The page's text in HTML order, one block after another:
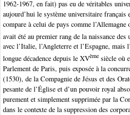
1962-1967, en fait) pas eu de véritables
aujourd’hui le système universitaire français
compare à celui de pays comme l’Allemagne
avait été au premier rang de la naissance
avec l’Italie, l’Angleterre et l’Espagne,
longue décadence depuis le XVème siècle où
Parlement de Paris, puis exposée à la
(1530), de la Compagnie de Jésus et des
pesante de l’Église et d’un pouvoir royal
purement et simplement supprimée par la
dans le contexte de la suppression des